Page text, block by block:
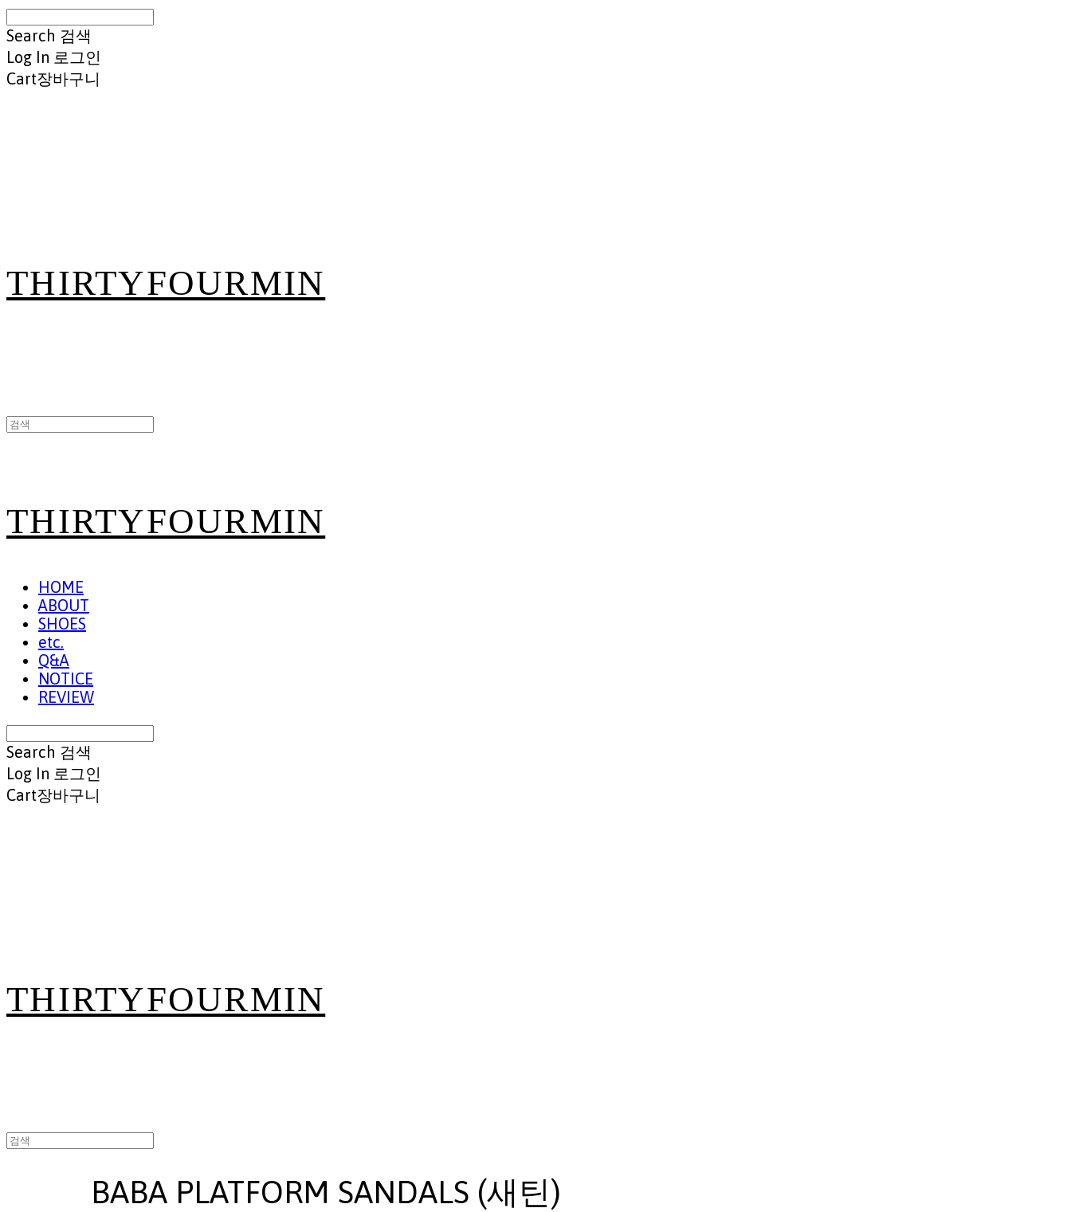
Search 검색
Log In 로그인
Cart장바구니
THIRTYFOURMIN
THIRTYFOURMIN
HOME
ABOUT
SHOES
etc.
Q&A
NOTICE
REVIEW
Search 검색
Log In 로그인
Cart장바구니
THIRTYFOURMIN
BABA PLATFORM SANDALS (새틴)